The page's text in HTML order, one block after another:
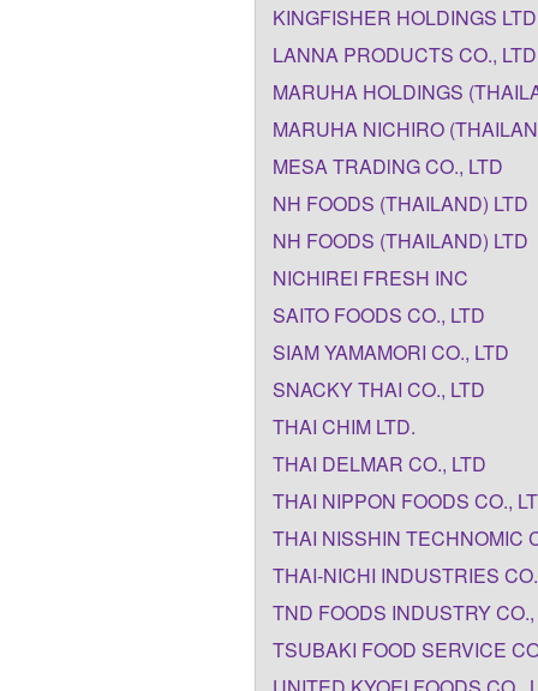
KINGFISHER HOLDINGS LTD
LANNA PRODUCTS CO.,
MARUHA HOLDINGS
MARUHA NICHIRO
MESA TRADlNG CO., LTD
NH FOODS (THAILAND) LTD
NH FOODS (THAILAND) LTD
NICHIREI FRESH INC
SAITO FOODS CO., LTD
SIAM YAMAMORI CO., LTD
SNACKY THAI CO., LTD
THAI CHIM LTD.
THAI DELMAR CO., LTD
THAI NIPPON FOODS CO.,
THAI NISSHIN TECHNOMIC
THAI-NICHI INDUSTRIES
TND FOODS INDUSTRY CO.,
TSUBAKI FOOD SERVICE